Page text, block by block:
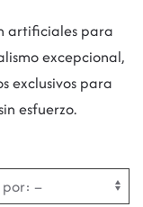
artificiales para
excepcional,
exclusivos para
esfuerzo.